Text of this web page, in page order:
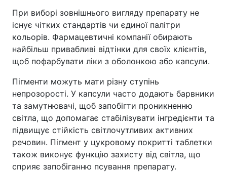
При виборі зовнішнього вигляду препарату не
існує чітких стандартів чи єдиної палітри
кольорів. Фармацевтичні компанії обирають
найбільш привабливі відтінки для своїх клієнтів,
щоб пофарбувати ліки з оболонкою або капсули.
Пігменти можуть мати різну ступінь
непрозорості. У капсули часто додають барвники
та замутнювачі, щоб запобігти проникненню
світла, що допомагає стабілізувати інгредієнти та
підвищує стійкість світлочутливих активних
речовин. Пігмент у цукровому покритті таблетки
також виконує функцію захисту від світла, що
сприяє запобіганню псування препарату.